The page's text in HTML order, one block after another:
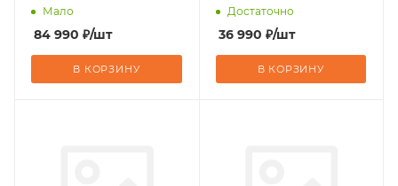
Мало
84 990 ₽/шт
В КОРЗИНУ
Достаточно
36 990 ₽/шт
В КОРЗИНУ